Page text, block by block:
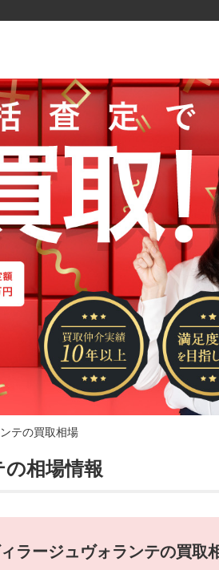
テの買取相場
相場情報
ラージュヴォランテの買取